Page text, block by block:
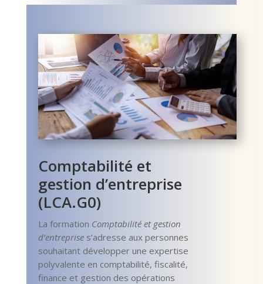
Comptabilité et
gestion d’entreprise
(LCA.G0)
La formation Comptabilité et gestion
d’entreprises’adresse aux personnes
souhaitant développer une expertise
polyvalente en comptabilité, fiscalité,
finance et gestion des opérations